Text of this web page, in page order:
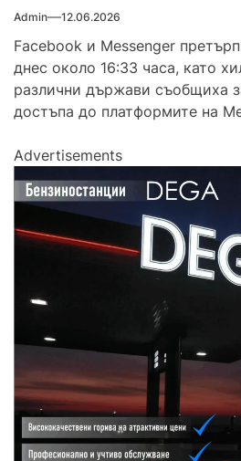
Admin 12.06.2026
Facebook и Messenger
днес около 16:33 часа, като
различни държави съобщиха
достъпа до платформите на
Advertisements